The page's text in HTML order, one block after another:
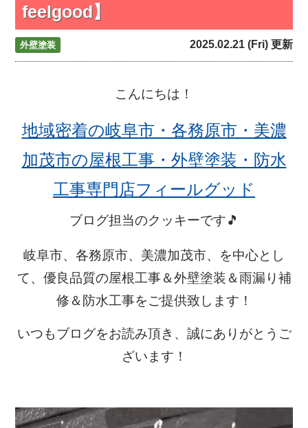
feelgood】
外壁塗装 2025.02.21 (Fri) 更新
こんにちは！
地域密着の岐阜市・各務原市・美濃
加茂市の屋根工事・外壁塗装・防水
工事専門店フィールグッド
ブログ担当のクッキーです🎵
岐阜市、各務原市、美濃加茂市、を中心とし
て、優良品質の屋根工事＆外壁塗装＆雨漏り補
修＆防水工事をご提供致します！
いつもブログをお読み頂き、誠にありがとうご
ざいます！